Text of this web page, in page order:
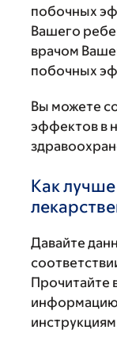
побочных
Вашего
врачом
побочных
Вы можете
эффектов в
Как лучше
Давайте
Прочитайте